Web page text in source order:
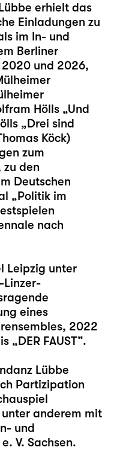
erhielt das
Einladungen zu
im In- und
Berliner
und 2026,
Hölls „Und
„Drei sind
Köck)
zum
den
Deutschen
„Politik im
nach
Leipzig unter
Linzer-
eines
2022
„DER FAUST“.
Lübbe
Partizipation
anderem mit
und
V. Sachsen.